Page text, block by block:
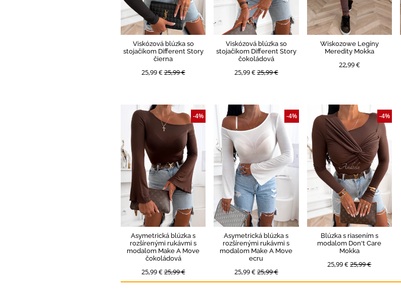
Viskózová blúzka so
stojačikom Different Story
čierna
25,99 €25,99 €
Viskózová blúzka so
stojačikom Different Story
čokoládová
25,99 €25,99 €
Wiskozowe Legíny
Meredity Mokka
22,99 €
Asymetrická blúzka s
rozšírenými rukávmi s
modalom Make A Move
čokoládová
25,99 €25,99 €
-4%
Asymetrická blúzka s
rozšírenými rukávmi s
modalom Make A Move
ecru
25,99 €25,99 €
-4%
Blúzka s riasením s
modalom Don't Care
Mokka
25,99 €25,99 €
-4%